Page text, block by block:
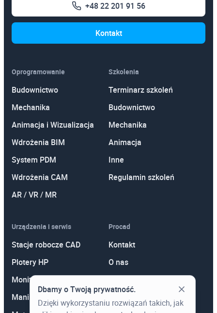
+48 22 201 91 56
Kontakt
Oprogramowanie
Budownictwo
Mechanika
Animacja i Wizualizacja
Wdrożenia BIM
System PDM
Wdrożenia CAM
AR / VR / MR
Szkolenia
Terminarz szkoleń
Budownictwo
Mechanika
Animacja
Inne
Regulamin szkoleń
Urządzenia i serwis
Stacje robocze CAD
Plotery HP
Monitory
Manipulatory 3D
Procad
Kontakt
O nas
Promocje
Dbamy o Twoją prywatność.
Dzięki wykorzystaniu rozwiązań takich, jak